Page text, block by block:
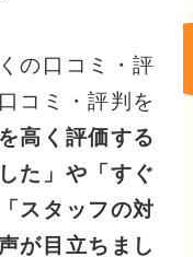
の口コミ・評
コミ・評判を
高く評価する
た」や「すぐ
スタッフの対
が目立ちまし